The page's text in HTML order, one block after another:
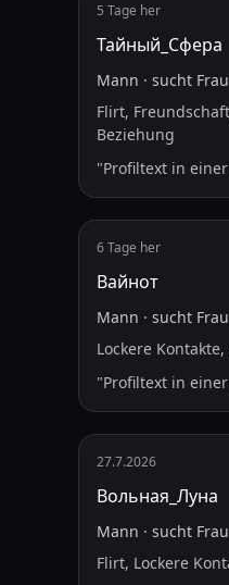
5 Tage her
Тайный_Сфера
Mann · sucht Frau
Flirt,
Beziehung
"Profiltext in
6 Tage her
Вайнот
Mann · sucht Frau
Lockere
"Profiltext in
27.7.2026
Вольная_Луна
Mann · sucht Frau
Flirt, Lockere